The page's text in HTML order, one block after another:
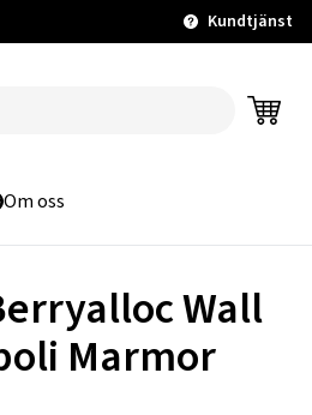
Kundtjänst
Om oss
Wall
Marmor